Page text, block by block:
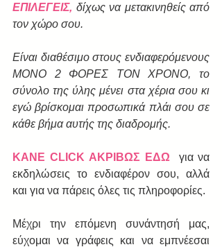
ΕΠΙΛΕΓΕΙΣ, δίχως να μετακινηθείς από
τον χώρο σου.
Είναι διαθέσιμο στους ενδιαφερόμενους
ΜΟΝΟ 2 ΦΟΡΕΣ ΤΟΝ ΧΡΟΝΟ, το
σύνολο της ύλης μένει στα χέρια σου κι
εγώ βρίσκομαι προσωπικά πλάι σου σε
κάθε βήμα αυτής της διαδρομής.
ΚΑΝΕ CLICK ΑΚΡΙΒΩΣ ΕΔΩ
  για να
εκδηλώσεις το ενδιαφέρον σου, αλλά
και για να πάρεις όλες τις πληροφορίες.
Μέχρι την επόμενη συνάντησή μας,
εύχομαι να γράφεις και να εμπνέεσαι